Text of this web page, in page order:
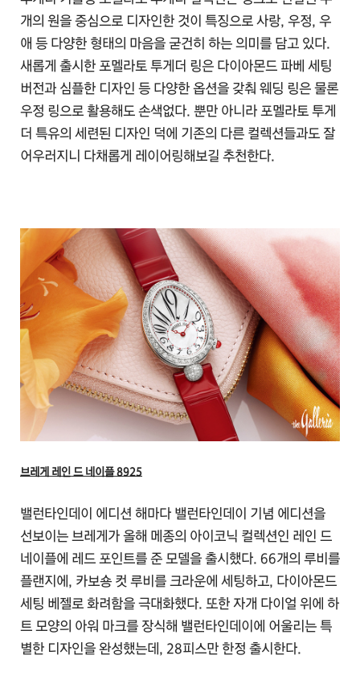
개의 원을 중심으로 디자인한 것이 특징으로 사랑, 우정, 우
애 등 다양한 형태의 마음을 굳건히 하는 의미를 담고 있다.
새롭게 출시한 포멜라토 투게더 링은 다이아몬드 파베 세팅
버전과 심플한 디자인 등 다양한 옵션을 갖춰 웨딩 링은 물론
우정 링으로 활용해도 손색없다. 뿐만 아니라 포멜라토 투게
더 특유의 세련된 디자인 덕에 기존의 다른 컬렉션들과도 잘
어우러지니 다채롭게 레이어링해보길 추천한다.
브레게 레인 드 네이플 8925
밸런타인데이 에디션 해마다 밸런타인데이 기념 에디션을
선보이는 브레게가 올해 메종의 아이코닉 컬렉션인 레인 드
네이플에 레드 포인트를 준 모델을 출시했다. 66개의 루비를
플랜지에, 카보숑 컷 루비를 크라운에 세팅하고, 다이아몬드
세팅 베젤로 화려함을 극대화했다. 또한 자개 다이얼 위에 하
트 모양의 아워 마크를 장식해 밸런타인데이에 어울리는 특
별한 디자인을 완성했는데, 28피스만 한정 출시한다.